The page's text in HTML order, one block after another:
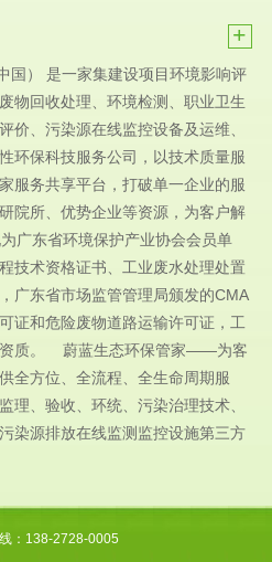
+
） 是一家集建设项目环境影响评
物回收处理、环境检测、职业卫生
价、污染源在线监控设备及运维、
环保科技服务公司，以技术质量服
服务共享平台，打破单一企业的服
院所、优势企业等资源，为客户解
广东省环境保护产业协会会员单
技术资格证书、工业废水处理处置
广东省市场监管管理局颁发的CMA
证和危险废物道路运输许可证，工
资质。 蔚蓝生态环保管家——为客
全方位、全流程、全生命周期服
理、验收、环统、污染治理技术、
染源排放在线监测监控设施第三方
：138-2728-0005